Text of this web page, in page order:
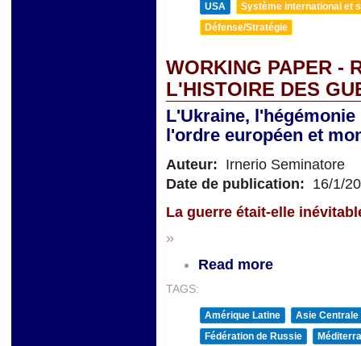
USA
Système international et
Défense/Stratégie
WORKING PAPER -
L'HISTOIRE DES
L'Ukraine,
l'ordre européen et
Auteur: Irnerio Seminatore
Date de publication: 16/1/
La guerre était-elle
»
Read more
TAGS:
Amérique Latine
Asie Centrale
Fédération de Russie